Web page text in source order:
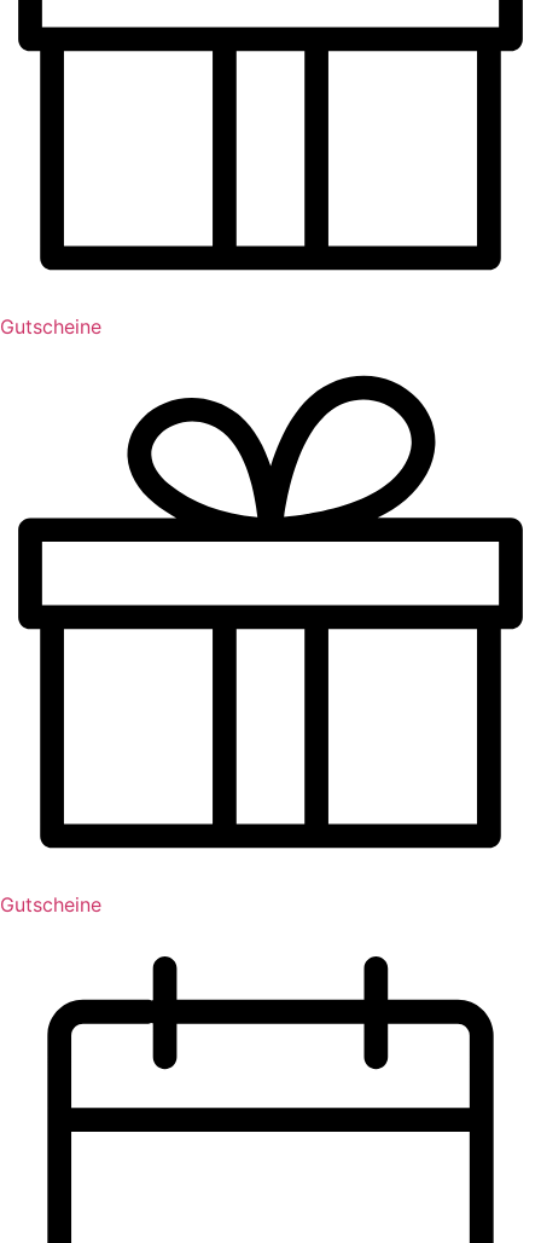
Gutscheine
Gutscheine